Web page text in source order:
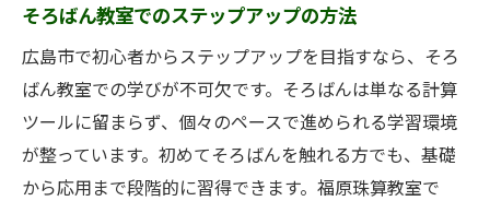
そろばん教室でのステップアップの方法
広島市で初心者からステップアップを目指すなら、そろ
ばん教室での学びが不可欠です。そろばんは単なる計算
ツールに留まらず、個々のペースで進められる学習環境
が整っています。初めてそろばんを触れる方でも、基礎
から応用まで段階的に習得できます。福原珠算教室で